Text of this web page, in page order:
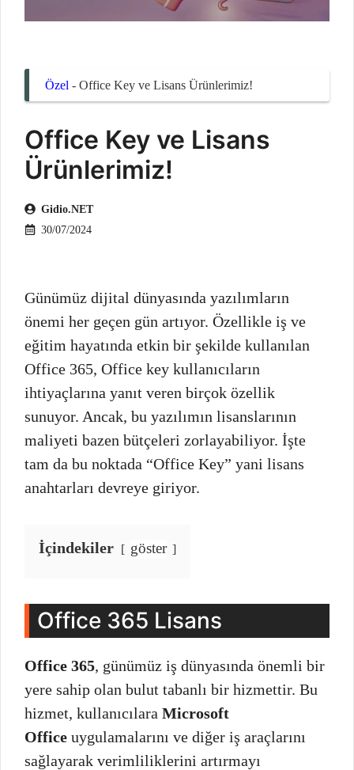
Özel - Office Key ve Lisans Ürünlerimiz!
Office Key ve Lisans
Ürünlerimiz!
Gidio.NET
30/07/2024
Günümüz dijital dünyasında yazılımların
önemi her geçen gün artıyor. Özellikle iş ve
eğitim hayatında etkin bir şekilde kullanılan
Office 365, Office key kullanıcıların
ihtiyaçlarına yanıt veren birçok özellik
sunuyor. Ancak, bu yazılımın lisanslarının
maliyeti bazen bütçeleri zorlayabiliyor. İşte
tam da bu noktada “Office Key” yani lisans
anahtarları devreye giriyor.
İçindekiler göster
Office 365 Lisans
Office 365, günümüz iş dünyasında önemli bir
yere sahip olan bulut tabanlı bir hizmettir. Bu
hizmet, kullanıcılara Microsoft
Office uygulamalarını ve diğer iş araçlarını
sağlayarak verimliliklerini artırmayı